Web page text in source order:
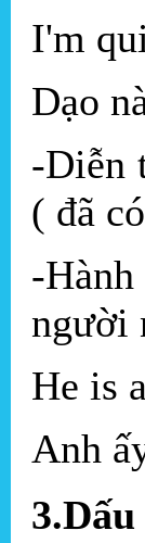
I'm
Dạo
-Diễn
( đã
-
người
He is
Anh